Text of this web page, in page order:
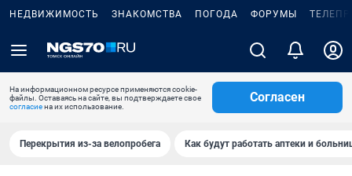
НЕДВИЖИМОСТЬ ЗНАКОМСТВА ПОГОДА ФОРУМЫ
На информационном ресурсе применяются cookie-
файлы. Оставаясь на сайте, вы подтверждаете свое
согласиена их использование.
Согласен
Перекрытия из-за велопробега Как будут работать аптеки и